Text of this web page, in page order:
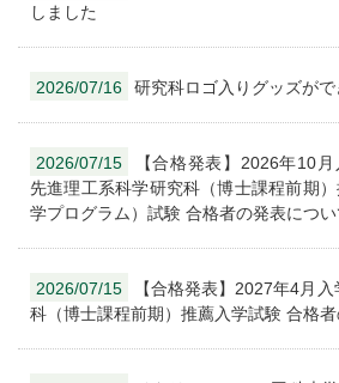
しました
2026/07/16 研究科ロゴ入りグッズがで
2026/07/15
【合格発表】2026年10
先進理工系科学研究科（博士課程前期
学プログラム）試験 合格者の発表につい
2026/07/15
【合格発表】2027年4月
科（博士課程前期）推薦入学試験 合格